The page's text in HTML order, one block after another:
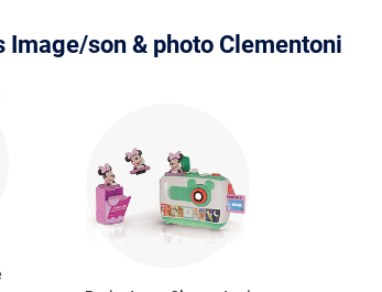
Image/son & photo Clementoni